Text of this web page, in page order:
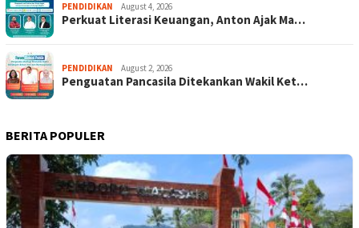
PENDIDIKAN August 4, 2026
Perkuat Literasi Keuangan, Anton Ajak Ma…
PENDIDIKAN August 2, 2026
Penguatan Pancasila Ditekankan Wakil Ket…
BERITA POPULER